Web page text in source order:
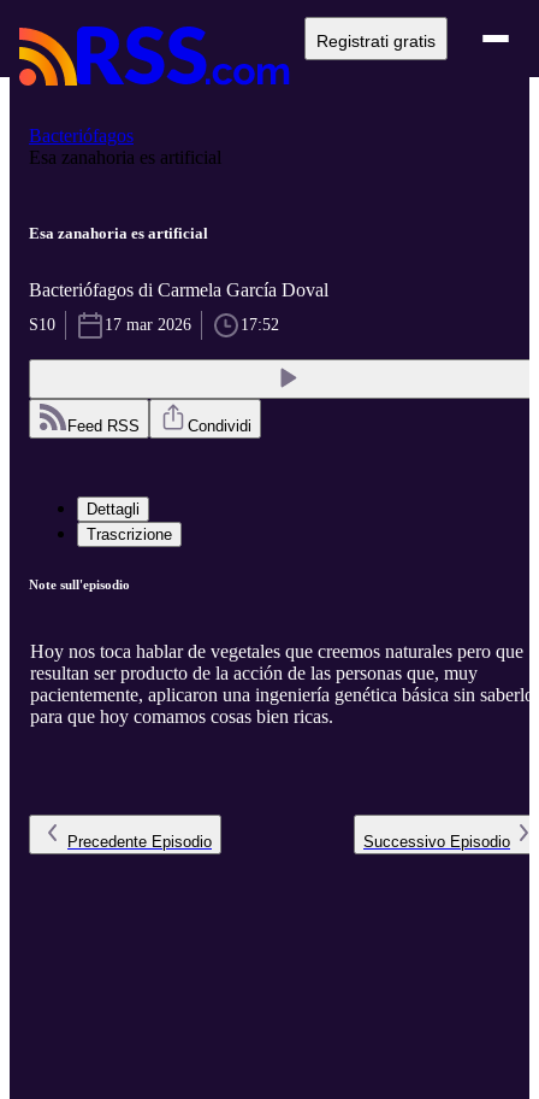
Registrati gratis
Bacteriófagos
Esa zanahoria es artificial
Esa zanahoria es artificial
Bacteriófagos di Carmela García Doval
S10 17 mar 2026 17:52
Feed RSS Condividi
Dettagli
Trascrizione
Note sull'episodio
Hoy nos toca hablar de vegetales que creemos naturales pero que
resultan ser producto de la acción de las personas que, muy
pacientemente, aplicaron una ingeniería genética básica sin saberlo
para que hoy comamos cosas bien ricas.
Precedente Episodio Successivo Episodio